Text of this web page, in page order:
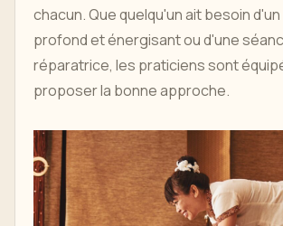
chacun. Que quelqu'un ait besoin
profond et énergisant ou d'une
réparatrice, les praticiens sont
proposer la bonne approche.